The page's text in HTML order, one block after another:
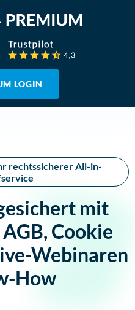
LOGIN
rechtssicherer All-in-
mit
Cookie
Webinaren
How